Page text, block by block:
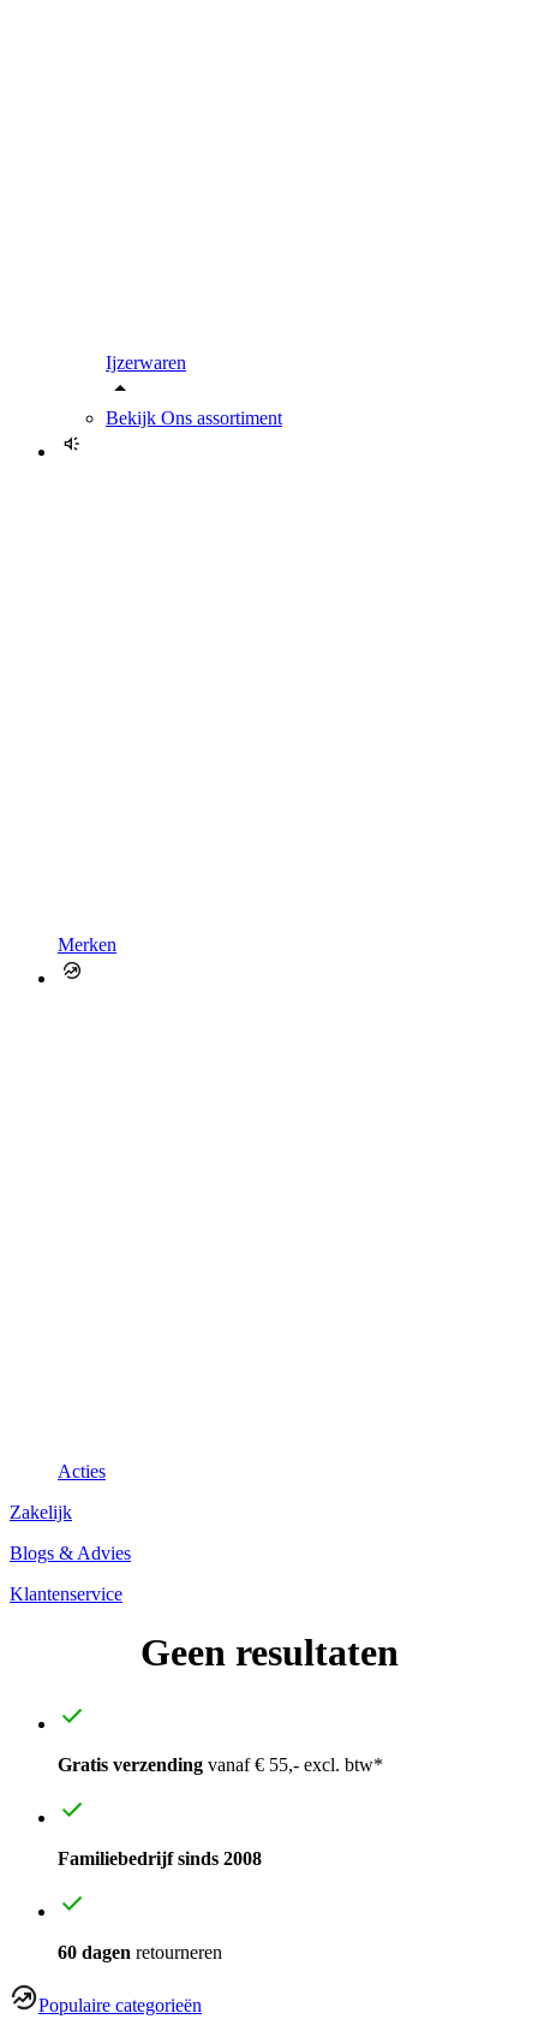
Ijzerwaren
Bekijk Ons assortiment
Merken
Acties
Zakelijk
Blogs & Advies
Klantenservice
Geen resultaten
Gratis verzending vanaf € 55,- excl. btw*
Familiebedrijf sinds 2008
60 dagen retourneren
Populaire categorieën